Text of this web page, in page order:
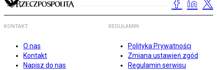
KONTAKT
O nas
Kontakt
Napisz do nas
REGULAMIN
Polityka Prywatności
Zmiana ustawień zgód
Regulamin serwisu